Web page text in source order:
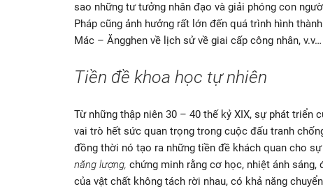
sao những tư tưởng nhân đạo và giải phóng con
Pháp cũng ảnh hưởng rất lớn đến quá trình hình
Mác – Ăngghen về lịch sử về giai cấp công nhân, v.v…
Tiền đề khoa học tự nhiên
Từ những thập niên 30 – 40 thế kỷ XIX, sự phát
vai trò hết sức quan trọng trong cuộc đấu tranh
đồng thời nó tạo ra những tiền đề khách quan cho
năng lượng, chứng minh rằng cơ học, nhiệt ánh
của vật chất không tách rời nhau, có khả năng